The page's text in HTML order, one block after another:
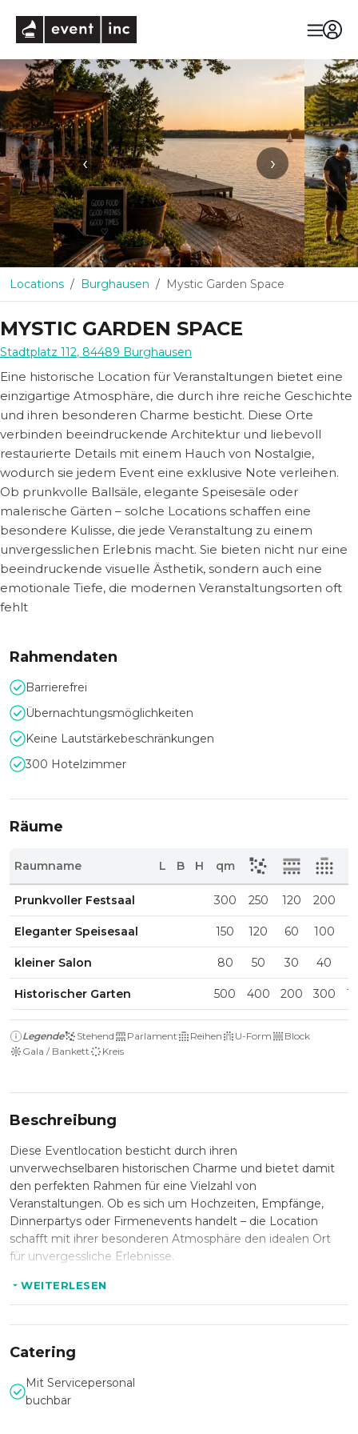
‹ ›
Locations Burghausen Mystic Garden Space
MYSTIC GARDEN SPACE
Stadtplatz 112, 84489 Burghausen
Eine historische Location für Veranstaltungen bietet eine
einzigartige Atmosphäre, die durch ihre reiche Geschichte
und ihren besonderen Charme besticht. Diese Orte
verbinden beeindruckende Architektur und liebevoll
restaurierte Details mit einem Hauch von Nostalgie,
wodurch sie jedem Event eine exklusive Note verleihen.
Ob prunkvolle Ballsäle, elegante Speisesäle oder
malerische Gärten – solche Locations schaffen eine
besondere Kulisse, die jede Veranstaltung zu einem
unvergesslichen Erlebnis macht. Sie bieten nicht nur eine
beeindruckende visuelle Ästhetik, sondern auch eine
emotionale Tiefe, die modernen Veranstaltungsorten oft
fehlt
Rahmendaten
Barrierefrei
Übernachtungsmöglichkeiten
Keine Lautstärkebeschränkungen
300 Hotelzimmer
Räume
Raumname L B H qm
Prunkvoller Festsaal 300 250 120 200
Eleganter Speisesaal 150 120 60 100
kleiner Salon 80 50 30 40
Historischer Garten 500 400 200 300
Legende Stehend Parlament Reihen U-Form
Block
Gala / Bankett
Kreis
Beschreibung
Diese Eventlocation besticht durch ihren
unverwechselbaren historischen Charme und bietet damit
den perfekten Rahmen für eine Vielzahl von
Veranstaltungen. Ob es sich um Hochzeiten, Empfänge,
Dinnerpartys oder Firmenevents handelt – die Location
schafft mit ihrer besonderen Atmosphäre den idealen Ort
für unvergessliche Erlebnisse.
Die Räumlichkeiten sind tief in der Geschichte verwurzelt
und tragen den Geist vergangener Zeiten in sich. Dieser
Die authentische Umgebung, geprägt von
Elementen, lässt die Gäste in eine andere Epoche
eintauchen und sorgt für ein einzigartiges Erlebnis.
WEITERLESEN
Catering
Mit Servicepersonal
buchbar